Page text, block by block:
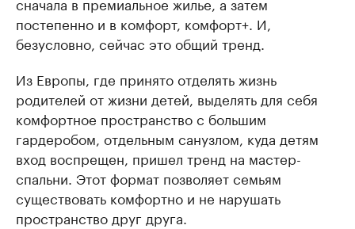
постепенно и в комфорт, комфорт+. И,
безусловно, сейчас это общий тренд.
Из Европы, где принято отделять жизнь
родителей от жизни детей, выделять для себя
комфортное пространство с большим
гардеробом, отдельным санузлом, куда детям
вход воспрещен, пришел тренд на мастер-
спальни. Этот формат позволяет семьям
существовать комфортно и не нарушать
пространство друг друга.